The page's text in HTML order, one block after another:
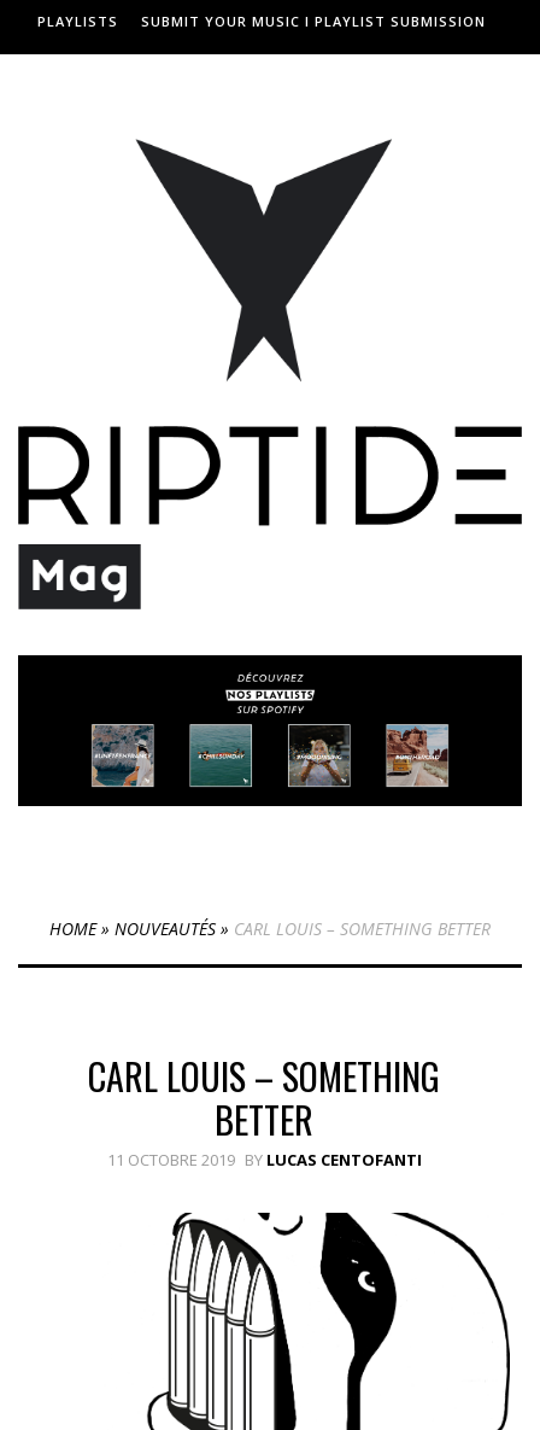
PLAYLISTS SUBMIT YOUR MUSIC I PLAYLIST SUBMISSION
HOME» NOUVEAUTÉS » CARL LOUIS – SOMETHING BETTER
CARL LOUIS – SOMETHING
BETTER
11 OCTOBRE 2019 BY LUCAS CENTOFANTI